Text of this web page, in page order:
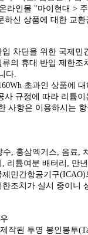
라인몰 "마이현대 >
하신 상품에 대한 교
차단을 위한 국제민
의 휴대 반입 제한조
다.
초과인 상품에
사 규정에 따라 리튬
사항은 이용하시는
수, 홍삼엑기스, 음료,
리튬여분 배터리, 만
민간항공기구(ICAO)
조치가 실시 중이니
작된 투명 봉인봉투